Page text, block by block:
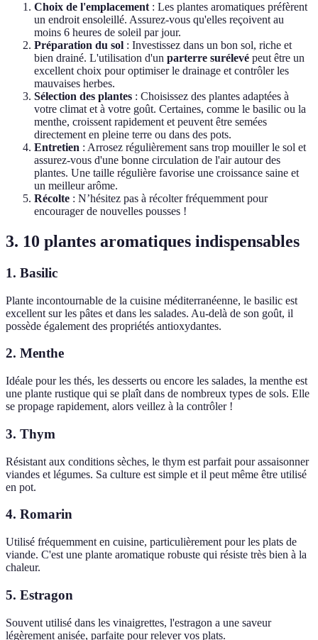
Choix de l'emplacement : Les plantes aromatiques préfèrent
un endroit ensoleillé. Assurez-vous qu'elles reçoivent au
moins 6 heures de soleil par jour.
Préparation du sol : Investissez dans un bon sol, riche et
bien drainé. L'utilisation d'un parterre surélevé peut être un
excellent choix pour optimiser le drainage et contrôler les
mauvaises herbes.
Sélection des plantes : Choisissez des plantes adaptées à
votre climat et à votre goût. Certaines, comme le basilic ou la
menthe, croissent rapidement et peuvent être semées
directement en pleine terre ou dans des pots.
Entretien : Arrosez régulièrement sans trop mouiller le sol et
assurez-vous d'une bonne circulation de l'air autour des
plantes. Une taille régulière favorise une croissance saine et
un meilleur arôme.
Récolte : N’hésitez pas à récolter fréquemment pour
encourager de nouvelles pousses !
3. 10 plantes aromatiques indispensables
1. Basilic
Plante incontournable de la cuisine méditerranéenne, le basilic est
excellent sur les pâtes et dans les salades. Au-delà de son goût, il
possède également des propriétés antioxydantes.
2. Menthe
Idéale pour les thés, les desserts ou encore les salades, la menthe est
une plante rustique qui se plaît dans de nombreux types de sols. Elle
se propage rapidement, alors veillez à la contrôler !
3. Thym
Résistant aux conditions sèches, le thym est parfait pour assaisonner
viandes et légumes. Sa culture est simple et il peut même être utilisé
en pot.
4. Romarin
Utilisé fréquemment en cuisine, particulièrement pour les plats de
viande. C'est une plante aromatique robuste qui résiste très bien à la
chaleur.
5. Estragon
Souvent utilisé dans les vinaigrettes, l'estragon a une saveur
légèrement anisée, parfaite pour relever vos plats.